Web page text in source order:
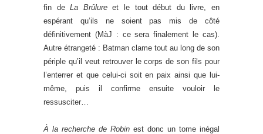
fin deLa Brûlureet le tout début du livre, en
espérant qu’ils ne soient pas mis de côté
définitivement (MàJ : ce sera finalement le cas).
Autre étrangeté : Batman clame tout au long de son
périple qu’il veut retrouver le corps de son fils pour
l’enterrer et que celui-ci soit en paix ainsi que lui-
même, puis il confirme ensuite vouloir le
ressusciter…
À la recherche de Robin est donc un tome inégal